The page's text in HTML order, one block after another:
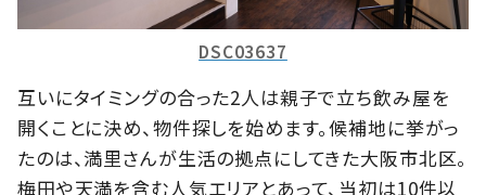
DSC03637
互いにタイミングの合った2人は親子で立ち飲み屋を
開くことに決め、物件探しを始めます。候補地に挙がっ
たのは、満里さんが生活の拠点にしてきた大阪市北区。
梅田や天満を含む人気エリアとあって、当初は10件以